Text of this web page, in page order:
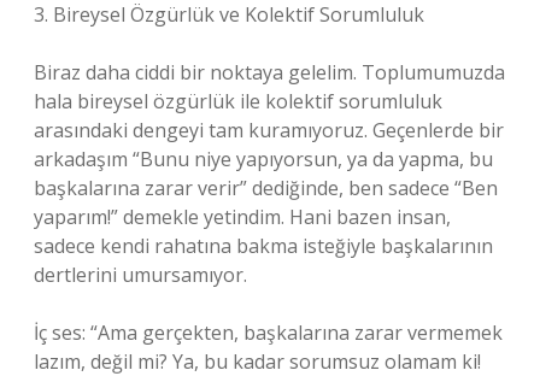
3. Bireysel Özgürlük ve Kolektif Sorumluluk
Biraz daha ciddi bir noktaya gelelim. Toplumumuzda
hala bireysel özgürlük ile kolektif sorumluluk
arasındaki dengeyi tam kuramıyoruz. Geçenlerde bir
arkadaşım “Bunu niye yapıyorsun, ya da yapma, bu
başkalarına zarar verir” dediğinde, ben sadece “Ben
yaparım!” demekle yetindim. Hani bazen insan,
sadece kendi rahatına bakma isteğiyle başkalarının
dertlerini umursamıyor.
İç ses: “Ama gerçekten, başkalarına zarar vermemek
lazım, değil mi? Ya, bu kadar sorumsuz olamam ki!